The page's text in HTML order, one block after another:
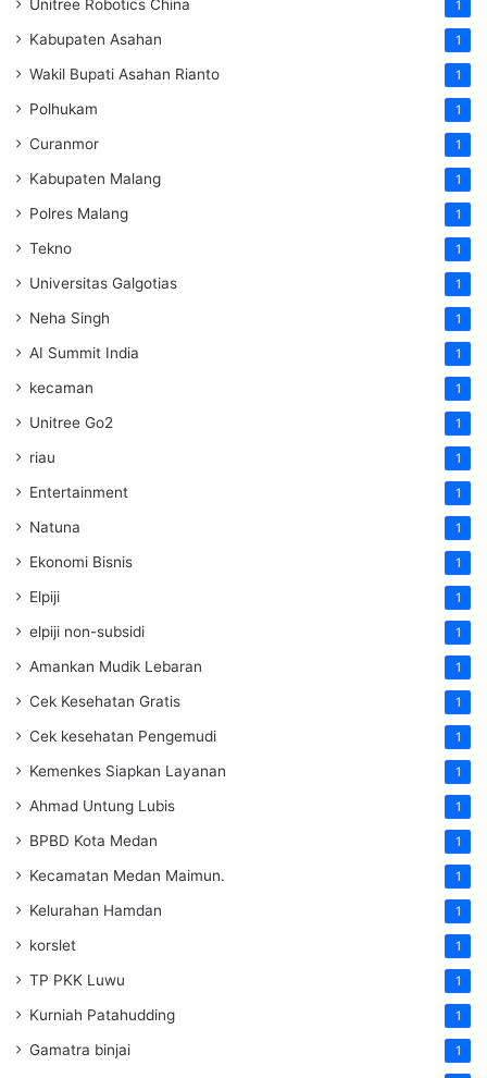
Unitree Robotics China 1
Kabupaten Asahan 1
Wakil Bupati Asahan Rianto 1
Polhukam 1
Curanmor 1
Kabupaten Malang 1
Polres Malang 1
Tekno 1
Universitas Galgotias 1
Neha Singh 1
AI Summit India 1
kecaman 1
Unitree Go2 1
riau 1
Entertainment 1
Natuna 1
Ekonomi Bisnis 1
Elpiji 1
elpiji non-subsidi 1
Amankan Mudik Lebaran 1
Cek Kesehatan Gratis 1
Cek kesehatan Pengemudi 1
Kemenkes Siapkan Layanan 1
Ahmad Untung Lubis 1
BPBD Kota Medan 1
Kecamatan Medan Maimun. 1
Kelurahan Hamdan 1
korslet 1
TP PKK Luwu 1
Kurniah Patahudding 1
Gamatra binjai 1